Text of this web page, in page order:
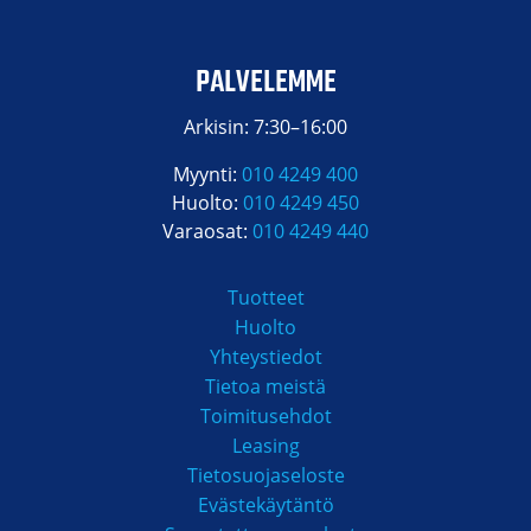
Melutaso 7 metrin
PALVELEMME
Arkisin: 7:30–16:00
Myynti: 010 4249 400
Huolto: 010 4249 450
Varaosat: 010 4249 440
Tuotteet
Huolto
Yhteystiedot
Tietoa meistä
Toimitusehdot
Leasing
Tietosuojaseloste
Evästekäytäntö